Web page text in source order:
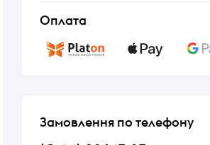
Оплата
Замовлення по телефону